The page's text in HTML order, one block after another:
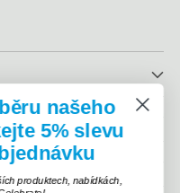
našeho
5% slevu
produktech, nabídkách,